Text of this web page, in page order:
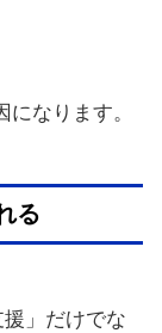
なります。
る
」だけでな